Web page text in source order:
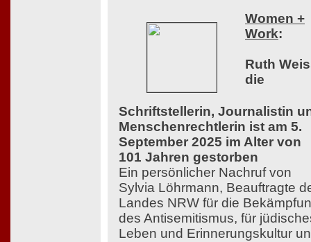
Women +
Work:
Ruth
die
Schriftstellerin, Journalistin
Menschenrechtlerin ist am 5.
September 2025 im Alter von
101 Jahren gestorben
Ein persönlicher Nachruf von
Sylvia Löhrmann, Beauftragte
Landes NRW für die
des Antisemitismus, für
Leben und Erinnerungskultur